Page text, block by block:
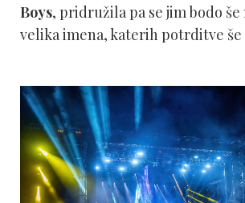
Boys, pridružila pa se jim bodo
velika imena, katerih potrditve